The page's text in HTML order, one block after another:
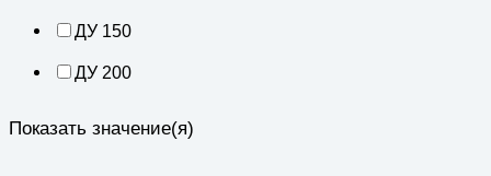
ДУ 150
ДУ 200
Показать значение(я)